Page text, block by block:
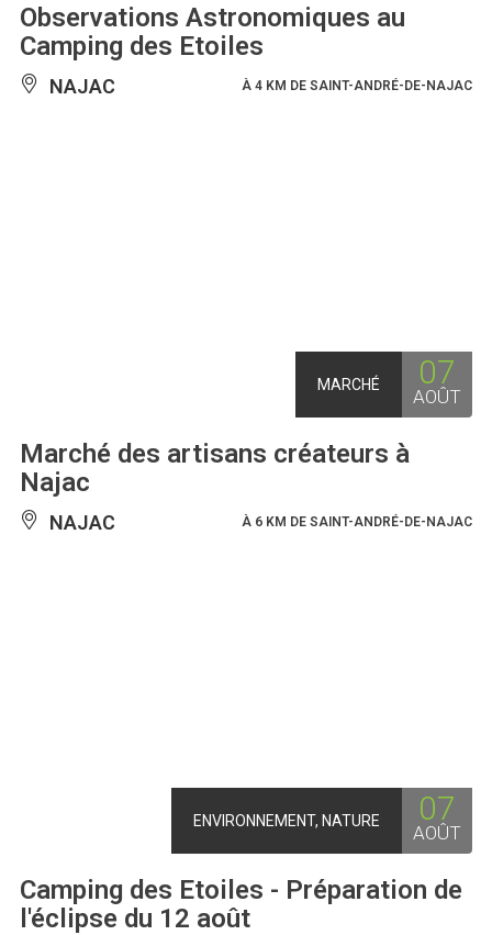
Observations Astronomiques au
Camping des Etoiles
NAJAC À 4 KM DE SAINT-ANDRÉ-DE-NAJAC
MARCHÉ 07
AOÛT
Marché des artisans créateurs à
Najac
NAJAC À 6 KM DE SAINT-ANDRÉ-DE-NAJAC
ENVIRONNEMENT, NATURE 07
AOÛT
Camping des Etoiles - Préparation de
l'éclipse du 12 août